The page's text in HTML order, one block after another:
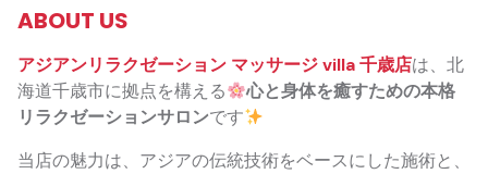
ABOUT US
アジアンリラクゼーション マッサージ villa 千歳店は、北
海道千歳市に拠点を構える
心と身体を癒すための本格
リラクゼーションサロンです
当店の魅力は、アジアの伝統技術をベースにした施術と、